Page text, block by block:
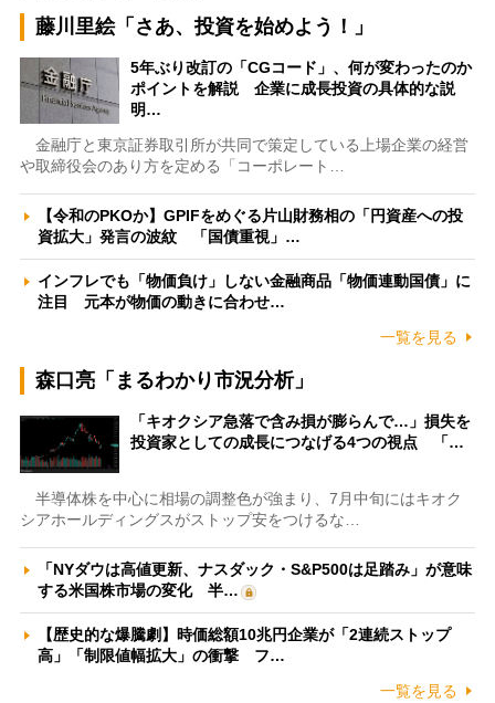
藤川里絵「さあ、投資を始めよう！」
5年ぶり改訂の「CGコード」、何が変わったのか
ポイントを解説 企業に成長投資の具体的な説
明…
金融庁と東京証券取引所が共同で策定している上場企業の経営
や取締役会のあり方を定める「コーポレート…
【令和のPKOか】GPIFをめぐる片山財務相の「円資産への投
資拡大」発言の波紋 「国債重視」…
インフレでも「物価負け」しない金融商品「物価連動国債」に
注目 元本が物価の動きに合わせ…
一覧を見る
森口亮「まるわかり市況分析」
「キオクシア急落で含み損が膨らんで…」損失を
投資家としての成長につなげる4つの視点 「…
半導体株を中心に相場の調整色が強まり、7月中旬にはキオク
シアホールディングスがストップ安をつけるな…
「NYダウは高値更新、ナスダック・S&P500は足踏み」が意味
する米国株市場の変化 半…
【歴史的な爆騰劇】時価総額10兆円企業が「2連続ストップ
高」「制限値幅拡大」の衝撃 フ…
一覧を見る